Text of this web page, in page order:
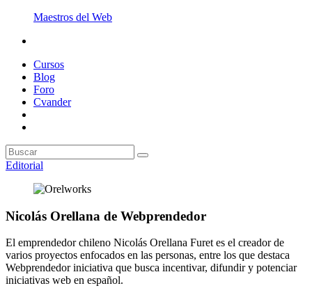
Maestros del Web
Cursos
Blog
Foro
Cvander
Editorial
Nicolás Orellana de Webprendedor
El emprendedor chileno Nicolás Orellana Furet es el creador de
varios proyectos enfocados en las personas, entre los que destaca
Webprendedor iniciativa que busca incentivar, difundir y potenciar
iniciativas web en español.